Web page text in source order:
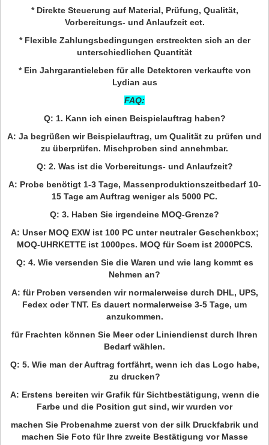
* Direkte Steuerung auf Material, Prüfung, Qualität,
Vorbereitungs- und Anlaufzeit ect.
* Flexible Zahlungsbedingungen erstreckten sich an der
unterschiedlichen Quantität
* Ein Jahrgarantieleben für alle Detektoren verkaufte von
Lydian aus
FAQ:
Q: 1. Kann ich einen Beispielauftrag haben?
A: Ja begrüßen wir Beispielauftrag, um Qualität zu prüfen und
zu überprüfen. Mischproben sind annehmbar.
Q: 2. Was ist die Vorbereitungs- und Anlaufzeit?
A: Probe benötigt 1-3 Tage, Massenproduktionszeitbedarf 10-
15 Tage am Auftrag weniger als 5000 PC.
Q: 3. Haben Sie irgendeine MOQ-Grenze?
A: Unser MOQ EXW ist 100 PC unter neutraler Geschenkbox;
MOQ-UHRKETTE ist 1000pcs. MOQ für Soem ist 2000PCS.
Q: 4. Wie versenden Sie die Waren und wie lang kommt es
Nehmen an?
A: für Proben versenden wir normalerweise durch DHL, UPS,
Fedex oder TNT. Es dauert normalerweise 3-5 Tage, um
anzukommen.
für Frachten können Sie Meer oder Liniendienst durch Ihren
Bedarf wählen.
Q: 5. Wie man der Auftrag fortfährt, wenn ich das Logo habe,
zu drucken?
A: Erstens bereiten wir Grafik für Sichtbestätigung, wenn die
Farbe und die Position gut sind, wir wurden vor
machen Sie Probenahme zuerst von der silk Druckfabrik und
machen Sie Foto für Ihre zweite Bestätigung vor Masse